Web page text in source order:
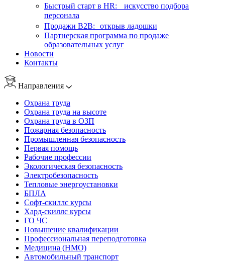
Быстрый старт в HR: искусство подбора
персонала
Продажи B2B: открыв ладошки
Партнерская программа по продаже
образовательных услуг
Новости
Контакты
Направления
Охрана труда
Охрана труда на высоте
Охрана труда в ОЗП
Пожарная безопасность
Промышленная безопасность
Первая помощь
Рабочие профессии
Экологическая безопасность
Электробезопасность
Тепловые энергоустановки
БПЛА
Софт-скиллс курсы
Хард-скиллс курсы
ГО ЧС
Повышение квалификации
Профессиональная переподготовка
Медицина (НМО)
Автомобильный транспорт